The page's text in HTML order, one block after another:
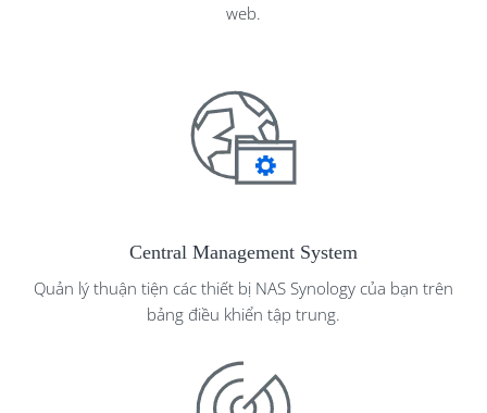
web.
Central Management System
Quản lý thuận tiện các thiết bị NAS Synology của bạn trên
bảng điều khiển tập trung.